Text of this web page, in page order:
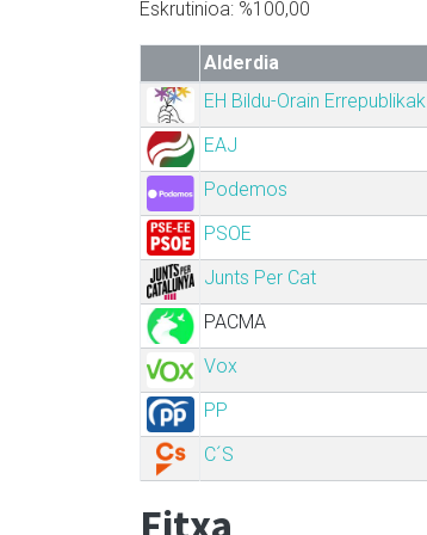
Eskrutinioa: %100,00
Alderdia
EH Bildu-Orain Errepublikak
EAJ
Podemos
PSOE
Junts Per Cat
PACMA
Vox
PP
C´S